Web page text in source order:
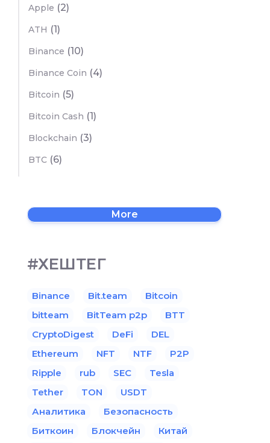
Apple (2)
ATH (1)
Binance (10)
Binance Coin (4)
Bitcoin (5)
Bitcoin Cash (1)
Blockchain (3)
BTC (6)
More
#ХЕШТЕГ
Binance Bit.team
Bitcoin
bitteam
BitTeam p2p
BTT
CryptoDigest
DeFi
DEL
Ethereum
NFT NTF
P2P
Ripple
rub SEC
Tesla
Tether
TON
USDT
Аналитика
Безопасность
Биткоин
Блокчейн
Китай